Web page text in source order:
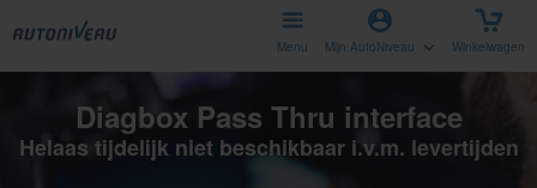
Menu Mijn AutoNiveau Winkelwagen
Diagbox Pass Thru interface
Helaas tijdelijk niet beschikbaar i.v.m. levertijden